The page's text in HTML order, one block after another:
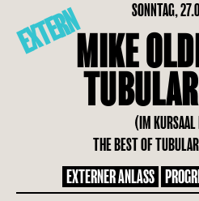
SONNTAG,
EXTERNMIKE
(IM
THE BEST OF
EXTERNER ANLASS